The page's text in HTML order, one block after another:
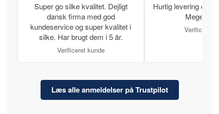
Super go silke kvalitet. Dejligt
dansk firma med god
kundeservice og super kvalitet i
silke. Har brugt dem i 5 år.
Verificeret kunde
Hurtig levering og
Meget
Verificeret
Læs alle anmeldelser på Trustpilot